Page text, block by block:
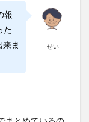
せい
報
た
ま